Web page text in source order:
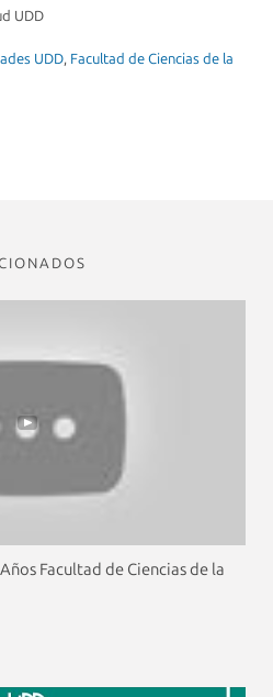
UDD
UDD, Facultad de Ciencias de la
Facultad de Ciencias de la